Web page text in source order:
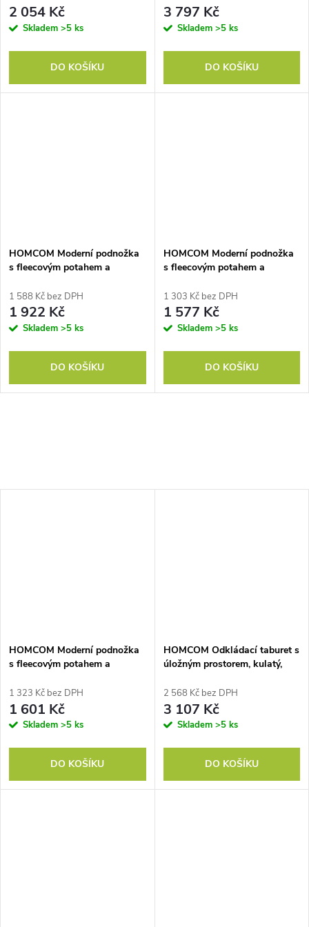
2 054 Kč
Skladem >5 ks
DO KOŠÍKU
40 x 44 cm
3 797 Kč
Skladem >5 ks
DO KOŠÍKU
HOMCOM Moderní podnožka
s fleecovým potahem a
do obývacího pokoje, ložnice,
chodby, krémově bílá
1 588 Kč bez DPH
1 922 Kč
Skladem >5 ks
DO KOŠÍKU
HOMCOM Moderní podnožka
s fleecovým potahem a
do obývacího pokoje, ložnice,
předsíně, hnědá barva
1 303 Kč bez DPH
1 577 Kč
Skladem >5 ks
DO KOŠÍKU
HOMCOM Moderní podnožka
s fleecovým potahem a
do obývacího pokoje, ložnice,
předsíně, tmavě šedá
1 323 Kč bez DPH
1 601 Kč
Skladem >5 ks
DO KOŠÍKU
HOMCOM Odkládací taburet s
úložným prostorem, kulatý,
MDf, krémově bílá
2 568 Kč bez DPH
3 107 Kč
Skladem >5 ks
DO KOŠÍKU